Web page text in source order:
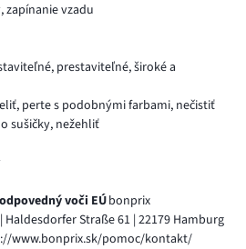
zapínanie vzadu
prestaviteľné, široké a
perte s podobnými farbami, nečistiť
sušičky, nežehliť
voči EÚbonprix
Straße 61 | 22179 Hamburg
www.bonprix.sk/pomoc/kontakt/